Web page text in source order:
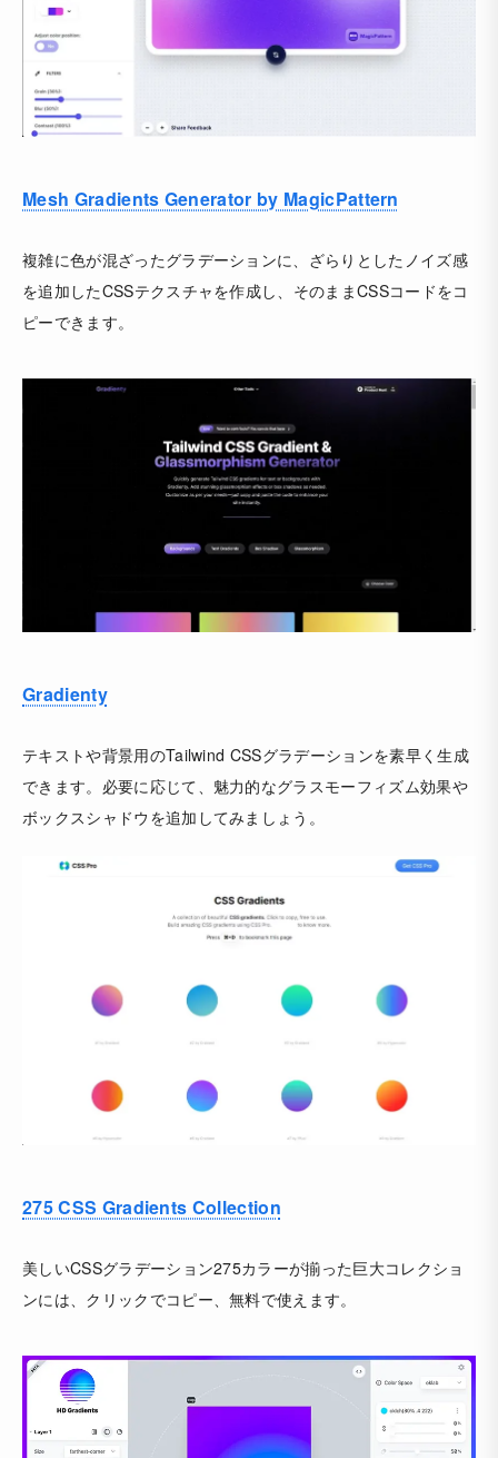
Mesh Gradients Generator by MagicPattern
複雑に色が混ざったグラデーションに、ざらりとしたノイズ感
を追加したCSSテクスチャを作成し、そのままCSSコードをコ
ピーできます。
Gradienty
テキストや背景用のTailwind CSSグラデーションを素早く生成
できます。必要に応じて、魅力的なグラスモーフィズム効果や
ボックスシャドウを追加してみましょう。
275 CSS Gradients Collection
美しいCSSグラデーション275カラーが揃った巨大コレクショ
ンには、クリックでコピー、無料で使えます。